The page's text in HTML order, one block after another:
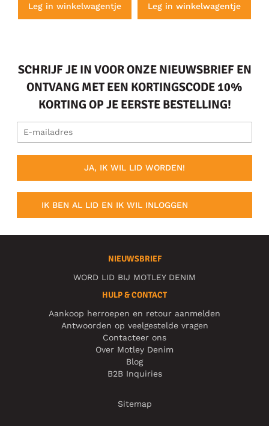
Leg in winkelwagentje Leg in winkelwagentje
SCHRIJF JE IN VOOR ONZE NIEUWSBRIEF EN
ONTVANG MET EEN KORTINGSCODE 10%
KORTING OP JE EERSTE BESTELLING!
JA, IK WIL LID WORDEN!
IK BEN AL LID EN IK WIL INLOGGEN
NIEUWSBRIEF
WORD LID BIJ MOTLEY DENIM
HULP & CONTACT
Aankoop herroepen en retour aanmelden
Antwoorden op veelgestelde vragen
Contacteer ons
Over Motley Denim
Blog
B2B Inquiries
Sitemap